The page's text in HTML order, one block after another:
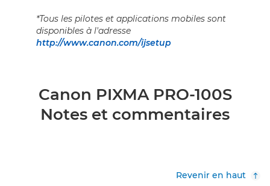
*Tous les pilotes et applications mobiles sont
disponibles à l'adresse
http://www.canon.com/ijsetup
Canon PIXMA PRO-100S
Notes et commentaires
Revenir en haut